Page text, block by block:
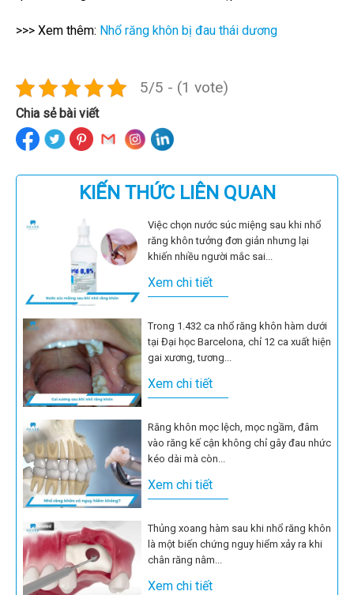
>>> Xem thêm: Nhổ răng khôn bị đau thái dương
5/5 - (1 vote)
Chia sẻ bài viết
KIẾN THỨC LIÊN QUAN
Việc chọn nước súc miệng sau khi nhổ
răng khôn tưởng đơn giản nhưng lại
khiến nhiều người mắc sai...
Xem chi tiết
Trong 1.432 ca nhổ răng khôn hàm dưới
tại Đại học Barcelona, chỉ 12 ca xuất hiện
gai xương, tương...
Xem chi tiết
Răng khôn mọc lệch, mọc ngầm, đâm
vào răng kế cận không chỉ gây đau nhức
kéo dài mà còn...
Xem chi tiết
Thủng xoang hàm sau khi nhổ răng khôn
là một biến chứng nguy hiểm xảy ra khi
chân răng nằm...
Xem chi tiết